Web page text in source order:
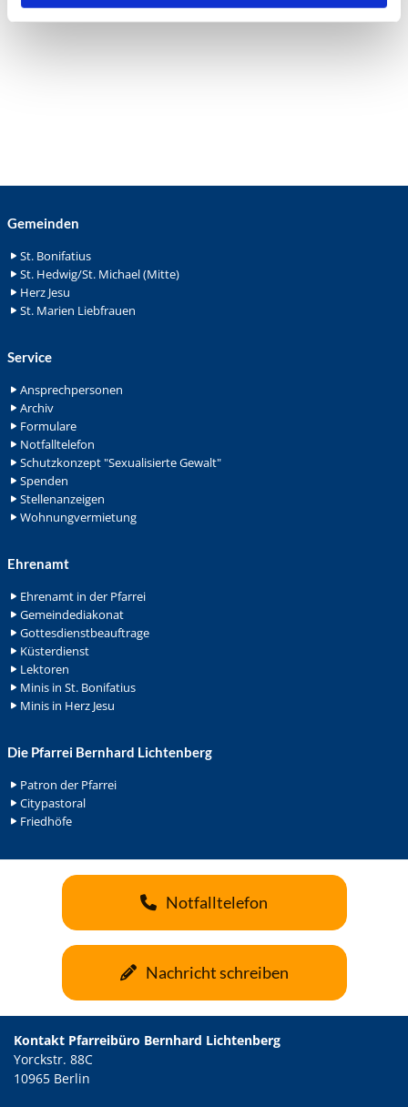
Gemeinden
St. Bonifatius
St. Hedwig/St. Michael (Mitte)
Herz Jesu
St. Marien Liebfrauen
Service
Ansprechpersonen
Archiv
Formulare
Notfalltelefon
Schutzkonzept "Sexualisierte Gewalt"
Spenden
Stellenanzeigen
Wohnungvermietung
Ehrenamt
Ehrenamt in der Pfarrei
Gemeindediakonat
Gottesdienstbeauftrage
Küsterdienst
Lektoren
Minis in St. Bonifatius
Minis in Herz Jesu
Die Pfarrei Bernhard Lichtenberg
Patron der Pfarrei
Citypastoral
Friedhöfe
Notfalltelefon
Nachricht schreiben
Kontakt Pfarreibüro Bernhard Lichtenberg
Yorckstr. 88C
10965 Berlin